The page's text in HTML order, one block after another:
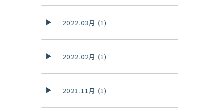
2022.03月 (1)
2022.02月 (1)
2021.11月 (1)